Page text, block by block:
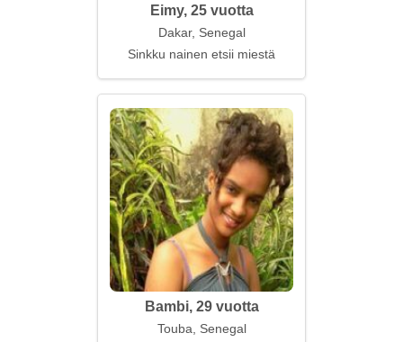
Eimy, 25 vuotta
Dakar, Senegal
Sinkku nainen etsii miestä
Bambi, 29 vuotta
Touba, Senegal